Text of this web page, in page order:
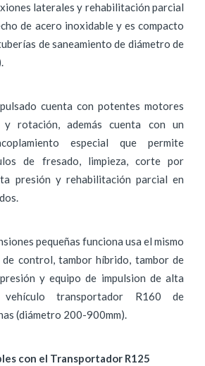
laterales y rehabilitación parcial
de acero inoxidable y es compacto
de saneamiento de diámetro de
cuenta con potentes motores
y rotación, además cuenta con un
especial que permite
de fresado, limpieza, corte por
presión y rehabilitación parcial en
pequeñas funciona usa el mismo
de control, tambor híbrido, tambor de
y equipo de impulsion de alta
transportador R160 de
(diámetro 200-900mm).
con el Transportador R125